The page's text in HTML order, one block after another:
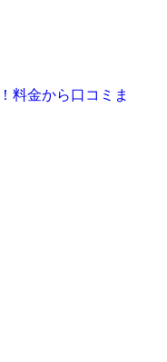
料金から口コミま